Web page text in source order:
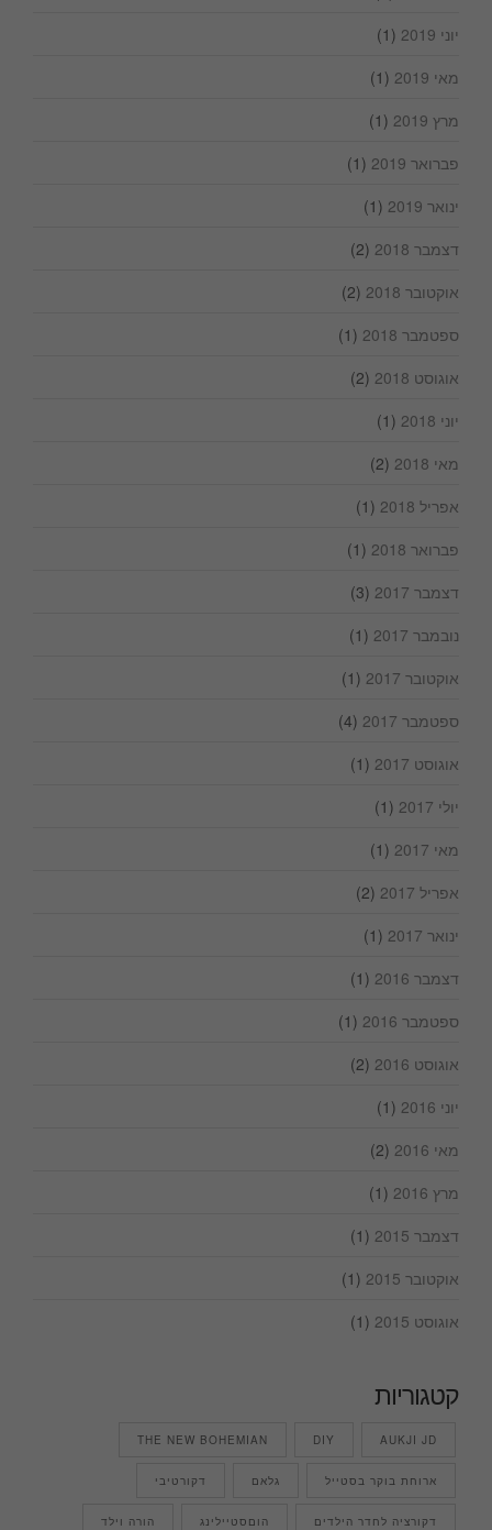
יוני 2019
(1)
מאי 2019
(1)
מרץ 2019
(1)
פברואר 2019
(1)
ינואר 2019
(1)
דצמבר 2018
(2)
אוקטובר 2018
(2)
ספטמבר 2018
(1)
אוגוסט 2018
(2)
יוני 2018
(1)
מאי 2018
(2)
אפריל 2018
(1)
פברואר 2018
(1)
דצמבר 2017
(3)
נובמבר 2017
(1)
אוקטובר 2017
(1)
ספטמבר 2017
(4)
אוגוסט 2017
(1)
יולי 2017
(1)
מאי 2017
(1)
אפריל 2017
(2)
ינואר 2017
(1)
דצמבר 2016
(1)
ספטמבר 2016
(1)
אוגוסט 2016
(2)
יוני 2016
(1)
מאי 2016
(2)
מרץ 2016
(1)
דצמבר 2015
(1)
אוקטובר 2015
(1)
אוגוסט 2015
(1)
קטגוריות
AUKJI JD
DIY
THE NEW BOHEMIAN
ארוחת בוקר בסטייל גלאם דקורטיבי
דקורציה לחדר הילדים הוםסטיילינג הורה וילד